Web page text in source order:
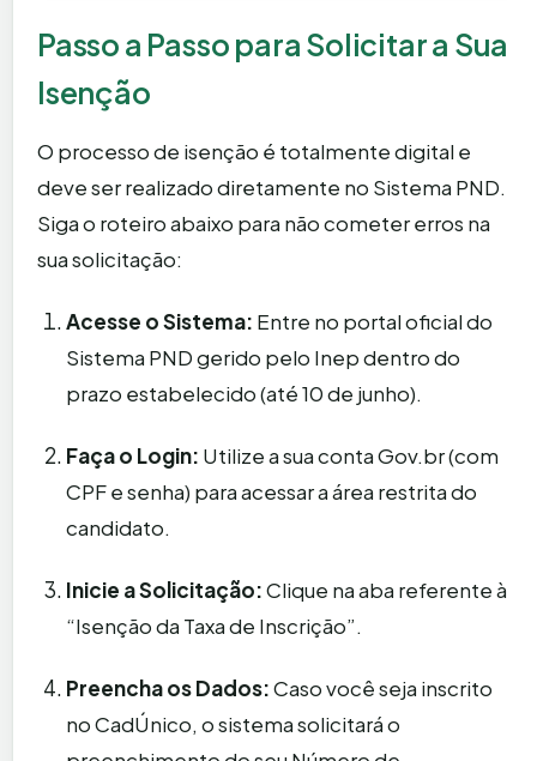
Passo a Passo para Solicitar a Sua
Isenção
O processo de isenção é totalmente digital e
deve ser realizado diretamente no Sistema PND.
Siga o roteiro abaixo para não cometer erros na
sua solicitação:
Acesse o Sistema: Entre no portal oficial do
Sistema PND gerido pelo Inep dentro do
prazo estabelecido (até 10 de junho).
Faça o Login: Utilize a sua conta Gov.br (com
CPF e senha) para acessar a área restrita do
candidato.
Inicie a Solicitação:Clique na aba referente à
“Isenção da Taxa de Inscrição”.
Preencha os Dados:Caso você seja inscrito
no CadÚnico, o sistema solicitará o